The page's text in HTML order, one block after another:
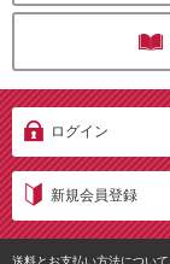
ログイン
新規会員登録
送料とお支払い方法について